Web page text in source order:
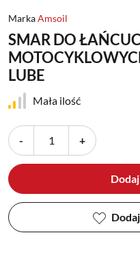
MarkaAmsoil
SMAR DO
LUBE
Mała ilość
- +